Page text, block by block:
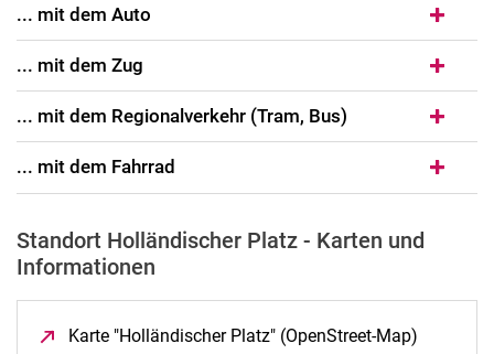
... mit dem Auto
... mit dem Zug
... mit dem Regionalverkehr (Tram, Bus)
... mit dem Fahrrad
Standort Holländischer Platz - Karten und
Informationen
Karte "Holländischer Platz" (OpenStreet-Map)